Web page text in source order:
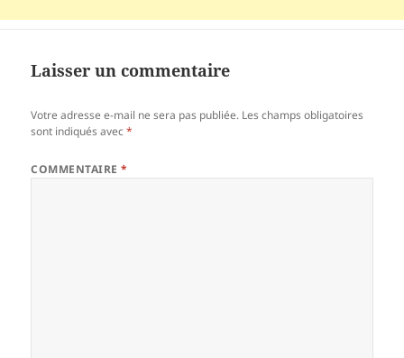
Laisser un commentaire
Votre adresse e-mail ne sera pas publiée. Les champs obligatoires
sont indiqués avec*
COMMENTAIRE*